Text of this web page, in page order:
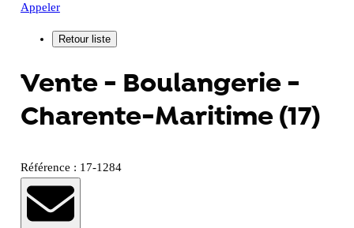
Appeler
Vente - Boulangerie -
Charente-Maritime (17)
Référence : 17-1284